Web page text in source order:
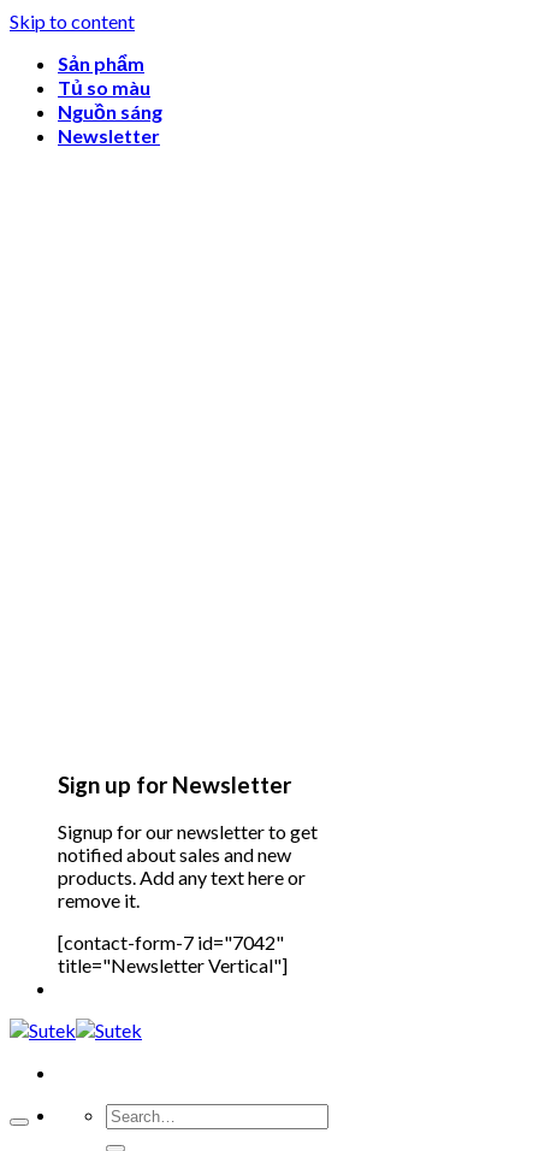
Skip to content
Sản phẩm
Tủ so màu
Nguồn sáng
Newsletter
Sign up for Newsletter
Signup for our newsletter to get
notified about sales and new
products. Add any text here or
remove it.
[contact-form-7 id="7042"
title="Newsletter Vertical"]